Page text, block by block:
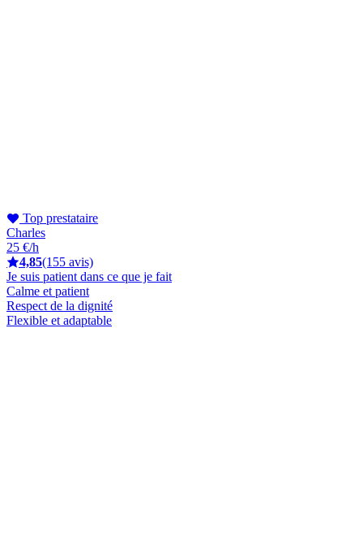
Top prestataire
Charles
25 €/h
4,85(155 avis)
Je suis patient dans ce que je fait
Calme et patient
Respect de la dignité
Flexible et adaptable